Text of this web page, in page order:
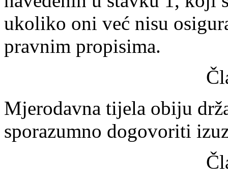
ukoliko oni već nisu
pravnim propisima.
Mjerodavna tijela obiju
sporazumno dogovoriti